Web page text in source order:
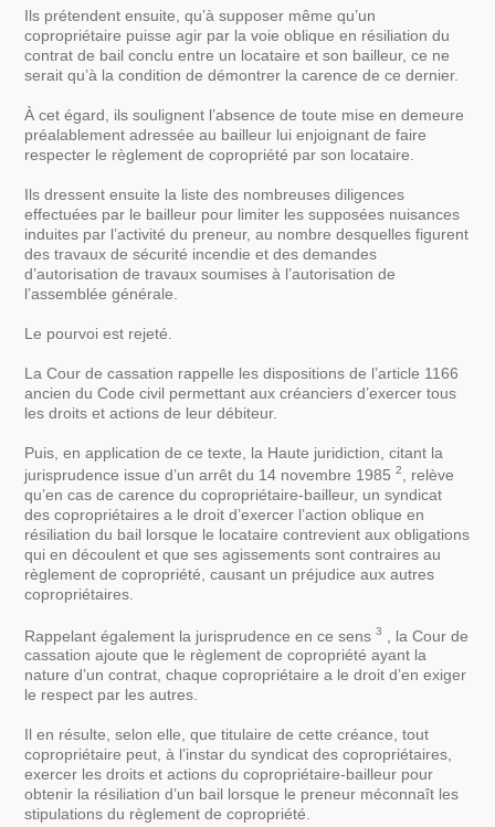
Ils prétendent ensuite, qu’à supposer même qu’un
copropriétaire puisse agir par la voie oblique en résiliation du
contrat de bail conclu entre un locataire et son bailleur, ce ne
serait qu’à la condition de démontrer la carence de ce dernier.
À cet égard, ils soulignent l’absence de toute mise en demeure
préalablement adressée au bailleur lui enjoignant de faire
respecter le règlement de copropriété par son locataire.
Ils dressent ensuite la liste des nombreuses diligences
effectuées par le bailleur pour limiter les supposées nuisances
induites par l’activité du preneur, au nombre desquelles figurent
des travaux de sécurité incendie et des demandes
d’autorisation de travaux soumises à l’autorisation de
l’assemblée générale.
Le pourvoi est rejeté.
La Cour de cassation rappelle les dispositions de l’article 1166
ancien du Code civil permettant aux créanciers d’exercer tous
les droits et actions de leur débiteur.
Puis, en application de ce texte, la Haute juridiction, citant la
jurisprudence issue d’un arrêt du 14 novembre 19852
, relève
qu’en cas de carence du copropriétaire-bailleur, un syndicat
des copropriétaires a le droit d’exercer l’action oblique en
résiliation du bail lorsque le locataire contrevient aux obligations
qui en découlent et que ses agissements sont contraires au
règlement de copropriété, causant un préjudice aux autres
copropriétaires.
Rappelant également la jurisprudence en ce sens3
, la Cour de
cassation ajoute que le règlement de copropriété ayant la
nature d’un contrat, chaque copropriétaire a le droit d’en exiger
le respect par les autres.
Il en résulte, selon elle, que titulaire de cette créance, tout
copropriétaire peut, à l’instar du syndicat des copropriétaires,
exercer les droits et actions du copropriétaire-bailleur pour
obtenir la résiliation d’un bail lorsque le preneur méconnaît les
stipulations du règlement de copropriété.